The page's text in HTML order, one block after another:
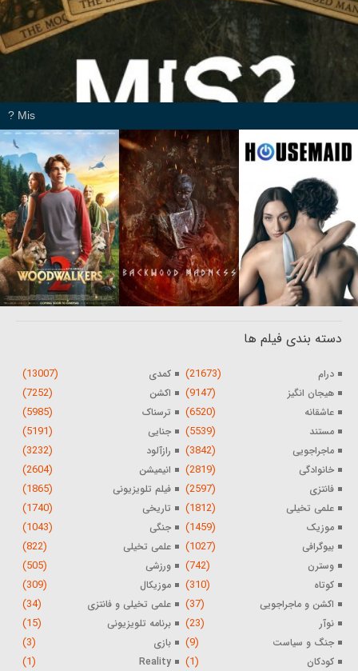
Mis ?
دسته بندی فیلم ها
درام (21673) کمدی (13007)
هیجان انگیز (9147) اکشن (7252)
عاشقانه (6520) ترسناک (5985)
مستند (5539) جنایی (5191)
ماجراجویی (3842) رازآلود (3232)
خانوادگی (2819) انیمیشن (2604)
فانتزی (2597) فیلم تلویزیونی (1865)
علمی تخیلی (1812) تاریخی (1740)
موزیک (1459) جنگی (1043)
بیوگرافی (1027) علمی تخیلی (822)
وسترن (742) ورزشی (505)
کوتاه (310) موزیکال (309)
اکشن و ماجراجویی (37) علمی تخیلی و فانتزی (34)
نوآر (23) برنامه تلویزیونی (15)
جنگ و سیاست (9) بازی (3)
کودکان (1)
Reality
(1)